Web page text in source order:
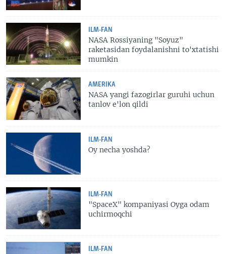
ILM-FAN
NASA Rossiyaning "Soyuz"
raketasidan foydalanishni to'xtatishi
mumkin
AMERIKA
NASA yangi fazogirlar guruhi uchun
tanlov e'lon qildi
ILM-FAN
Oy necha yoshda?
ILM-FAN
"SpaceX" kompaniyasi Oyga odam
uchirmoqchi
ILM-FAN